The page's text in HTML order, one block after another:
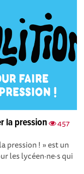
457
la pression
pression ! » est un
les lycéen·ne·s qui